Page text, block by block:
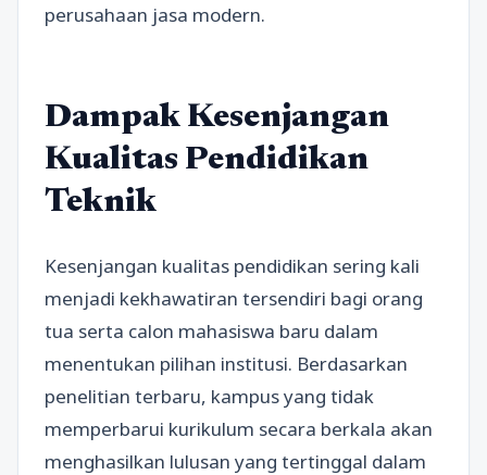
perusahaan jasa modern.
Dampak Kesenjangan
Kualitas Pendidikan
Teknik
Kesenjangan kualitas pendidikan sering kali
menjadi kekhawatiran tersendiri bagi orang
tua serta calon mahasiswa baru dalam
menentukan pilihan institusi. Berdasarkan
penelitian terbaru, kampus yang tidak
memperbarui kurikulum secara berkala akan
menghasilkan lulusan yang tertinggal dalam